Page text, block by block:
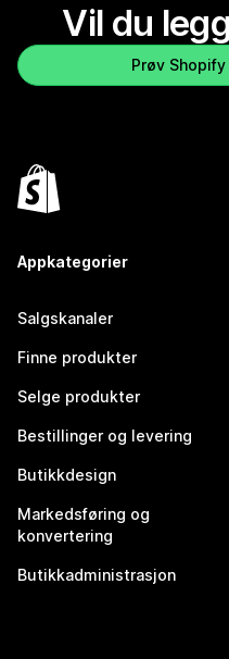
Vil du
Prøv
Appkategorier
Salgskanaler
Finne produkter
Selge produkter
Bestillinger og levering
Butikkdesign
Markedsføring og
konvertering
Butikkadministrasjon